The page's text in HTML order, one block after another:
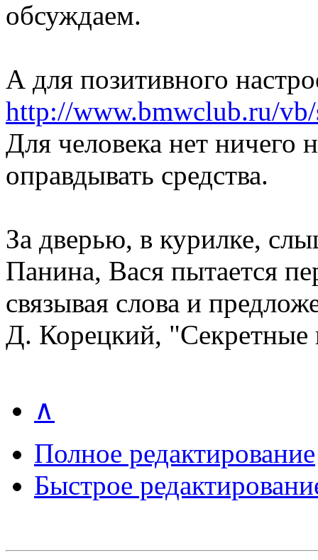
обсуждаем.
А для позитивного
http://www.bmwclub.ru/
Для человека нет ничего
оправдывать средства.
За дверью, в курилке,
Панина, Вася пытается
связывая слова и
Д. Корецкий, "Секретные
∧
Полное редактирование
Быстрое